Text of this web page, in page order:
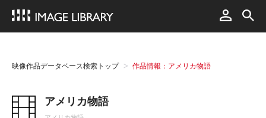
映像作品データベース検索トップ 作品情報：アメリカ物語
アメリカ物語